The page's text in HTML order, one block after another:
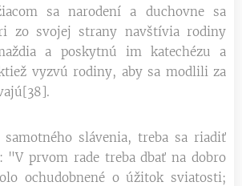
sa narodení a duchovne sa
zo svojej strany navštívia rodiny
a poskytnú im katechézu a
vyzvú rodiny, aby sa modlili za
slávenia, treba sa riadiť
prvom rade treba dbať na dobro
ochudobnené o úžitok sviatosti;